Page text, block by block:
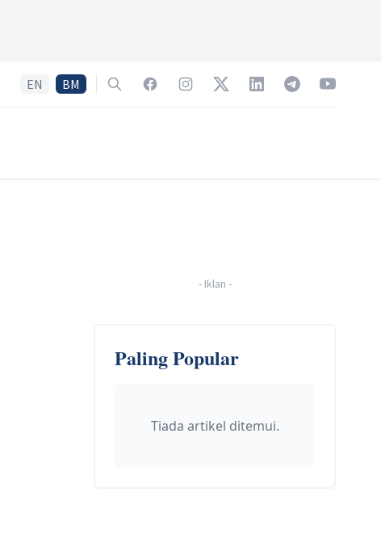
EN BM SearchFacebookInstagramTwitterLinkedInTelegramYouTube
- Iklan -
Paling Popular
Tiada artikel ditemui.